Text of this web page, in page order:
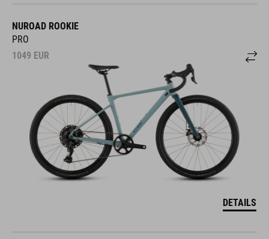
NUROAD ROOKIE
PRO
1049 EUR
DETAILS